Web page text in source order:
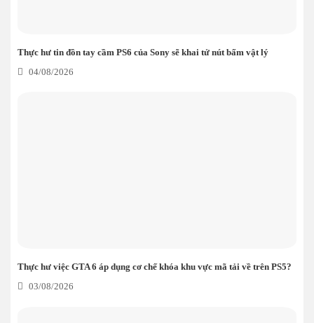
Thực hư tin đồn tay cầm PS6 của Sony sẽ khai tử nút bấm vật lý
04/08/2026
Thực hư việc GTA 6 áp dụng cơ chế khóa khu vực mã tải về trên PS5?
03/08/2026